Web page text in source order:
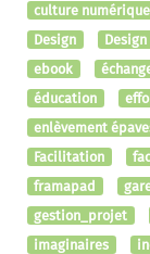
culture numérique
Design
ebook
éducation
enlèvement
Facilitation
framapad
gestion_projet
imaginaires